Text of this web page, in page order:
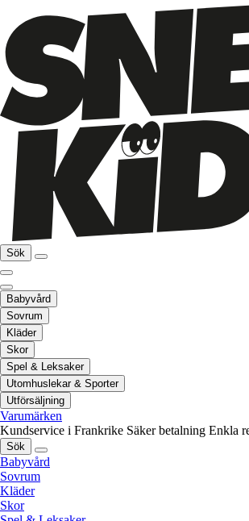
Sök
Babyvård
Sovrum
Kläder
Skor
Spel & Leksaker
Utomhuslekar & Sporter
Utförsäljning
Varumärken
Kundservice i Frankrike Säker betalning Enkla
Sök
Babyvård
Sovrum
Kläder
Skor